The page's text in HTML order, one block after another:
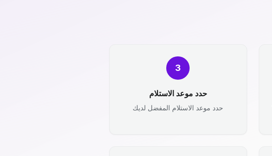
3
حدد موعد الاستلام
حدد موعد الاستلام المفضل لديك